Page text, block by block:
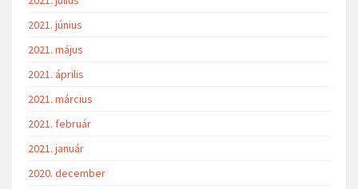
2021. június
2021. május
2021. április
2021. március
2021. február
2021. január
2020. december